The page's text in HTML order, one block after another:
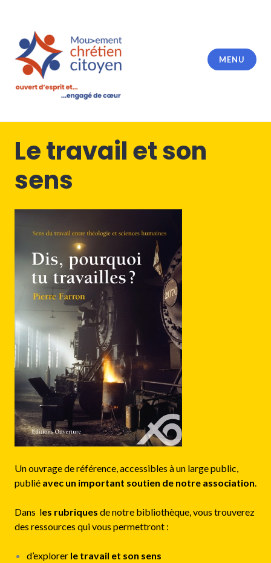
contenu
principal
MENU
Le travail et son
sens
Un ouvrage de référence, accessibles à un large public,
publié avec un important soutien de notre association
Dans les rubriques de notre bibliothèque, vous trouverez
des ressources qui vous permettront :
d’explorer le travail et son sens